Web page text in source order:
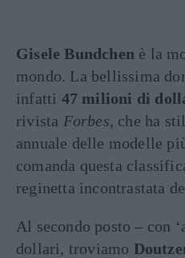
Gisele Bundchen è la
mondo. La bellissima
infatti 47 milioni di
rivista Forbes, che ha
annuale delle modelle
comanda questa
reginetta incontrastata
Al secondo posto – con
dollari, troviamo